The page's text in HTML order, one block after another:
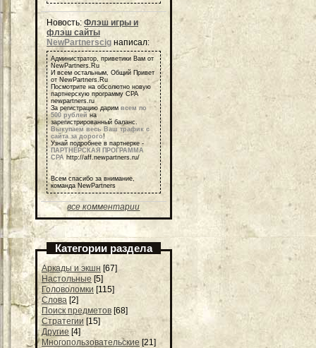
Новость:Флэш игры и
флэш сайты
NewPartnerscig написал:
Администратор, приветики Вам от
NewPartners.Ru
И всем остальным, Общий Привет
от NewPartners.Ru
Посмотрите на обсолютно новую
партнерскую программу СРА
newpartners.ru
За регистрацию дарим всем по
500 рублей на
зарегистрированный баланс.
Выкупаем весь Ваш трафик с
сайта за дорого!
Узнай подробнее в партнерке -
ПАРТНЕРСКАЯ ПРОГРАММА
СРА http://aff.newpartners.ru/
Всем спасибо за внимание,
команда NewPartners
все комментарии
Категории раздела
Аркады и экшн [67]
Настольные [5]
Головоломки [115]
Слова [2]
Поиск предметов [68]
Стратегии [15]
Другие [4]
Многопользовательские [21]